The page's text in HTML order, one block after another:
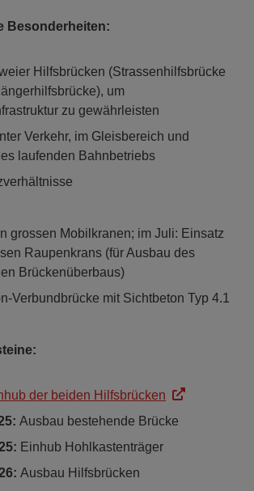
Besonderheiten:
Hilfsbrücken (Strassenhilfsbrücke
um
zu gewährleisten
Verkehr, im Gleisbereich und
laufenden Bahnbetriebs
grossen Mobilkranen; im Juli: Einsatz
Raupenkrans (für Ausbau des
Brückenüberbaus)
Verbundbrücke mit Sichtbeton Typ 4.1
der beiden Hilfsbrücken
Ausbau bestehende Brücke
Einhub Hohlkastenträger
Ausbau Hilfsbrücken